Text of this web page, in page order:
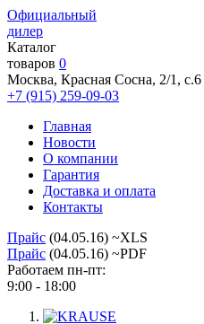
Официальный
дилер
Каталог
товаров 0
Москва, Красная Сосна, 2/1, с.6
+7 (915) 259-09-03
Главная
Новости
О компании
Гарантия
Доставка и оплата
Контакты
Прайс (04.05.16) ~XLS
Прайс (04.05.16) ~PDF
Работаем пн-пт:
9:00 - 18:00